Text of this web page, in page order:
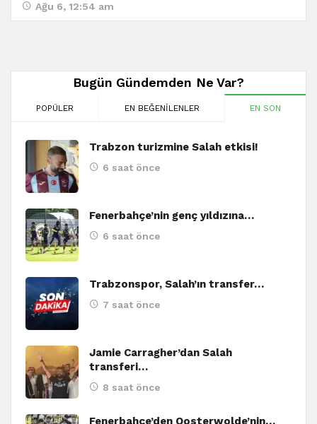
Ağu 6, 12:54 am
Bugün Gündemden Ne Var?
POPÜLER EN BEĞENILENLER EN SON
Trabzon turizmine Salah etkisi!
6 saat önce
Fenerbahçe’nin genç yıldızına…
6 saat önce
Trabzonspor, Salah’ın transfer…
7 saat önce
Jamie Carragher’dan Salah
transferi…
8 saat önce
Fenerbahçe’den Oosterwolde’nin…